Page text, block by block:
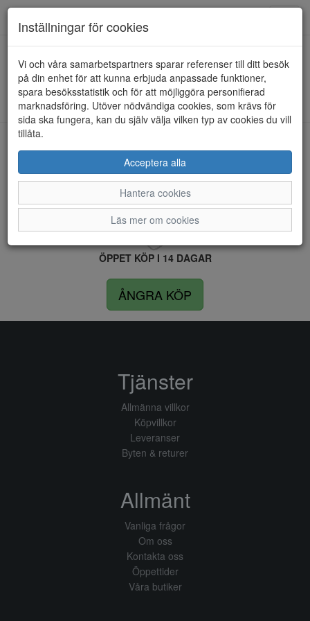
HEM SCHOLL
Kunde inte hitta några artiklar...
LEVERANS INOM 4 DAGAR INOM SVERIGE
FRI FRAKT VID KÖP ÖVER 1.500 KR
ÖPPET KÖP I 14 DAGAR
ÅNGRA KÖP
Inställningar för cookies
Vi och våra samarbetspartners sparar referenser till ditt besök
på din enhet för att kunna erbjuda anpassade funktioner,
spara besöksstatistik och för att möjliggöra personifierad
marknadsföring. Utöver nödvändiga cookies, som krävs för
sida ska fungera, kan du själv välja vilken typ av cookies du vill
tillåta.
Acceptera alla
Hantera cookies
Läs mer om cookies
Tjänster
Allmänna villkor
Köpvillkor
Leveranser
Byten & returer
Allmänt
Vanliga frågor
Om oss
Kontakta oss
Öppettider
Våra butiker